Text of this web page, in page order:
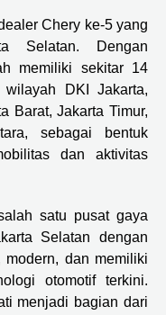
Chery ke-5 yang
Selatan. Dengan
memiliki sekitar 14
DKI Jakarta,
Barat, Jakarta Timur,
sebagai bentuk
dan aktivitas
satu pusat gaya
Selatan dengan
modern, dan memiliki
otomotif terkini.
menjadi bagian dari